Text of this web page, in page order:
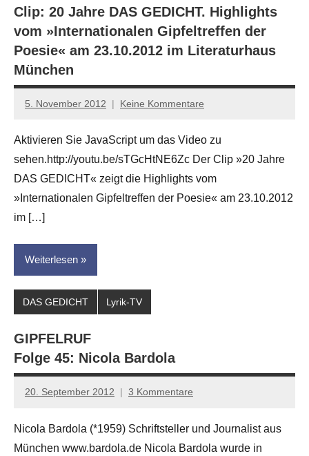
Clip: 20 Jahre DAS GEDICHT. Highlights
vom »Internationalen Gipfeltreffen der
Poesie« am 23.10.2012 im Literaturhaus
München
5. November 2012
Anton
Leitner
Keine Kommentare
Aktivieren Sie JavaScript um das Video zu
sehen.http://youtu.be/sTGcHtNE6Zc Der Clip »20 Jahre
DAS GEDICHT« zeigt die Highlights vom
»Internationalen Gipfeltreffen der Poesie« am 23.10.2012
im […]
Weiterlesen
DAS GEDICHT Lyrik-TV
GIPFELRUF
Folge 45: Nicola Bardola
20. September 2012
Anton
Leitner
3 Kommentare
Nicola Bardola (*1959) Schriftsteller und Journalist aus
München www.bardola.de Nicola Bardola wurde in